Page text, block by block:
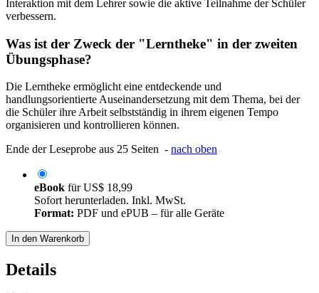
Interaktion mit dem Lehrer sowie die aktive Teilnahme der Schüler
verbessern.
Was ist der Zweck der "Lerntheke" in der zweiten
Übungsphase?
Die Lerntheke ermöglicht eine entdeckende und
handlungsorientierte Auseinandersetzung mit dem Thema, bei der
die Schüler ihre Arbeit selbstständig in ihrem eigenen Tempo
organisieren und kontrollieren können.
Ende der Leseprobe aus 25 Seiten - nach oben
eBook fürUS$ 18,99
Sofort herunterladen. Inkl. MwSt.
Format: PDF und ePUB – für alle Geräte
In den Warenkorb
Details